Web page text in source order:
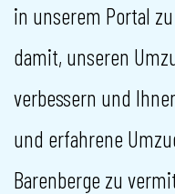
in unserem Portal
damit, unseren
verbessern und
und erfahrene
Barenberge zu